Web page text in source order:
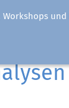
Workshops und